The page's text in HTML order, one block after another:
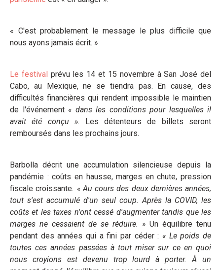
« C'est probablement le message le plus difficile que
nous ayons jamais écrit. »
Le festival prévu les 14 et 15 novembre à San José del
Cabo, au Mexique, ne se tiendra pas. En cause, des
difficultés financières qui rendent impossible le maintien
de l'événement« dans les conditions pour lesquelles il
avait été conçu ». Les détenteurs de billets seront
remboursés dans les prochains jours.
Barbolla décrit une accumulation silencieuse depuis la
pandémie : coûts en hausse, marges en chute, pression
fiscale croissante. « Au cours des deux dernières années,
tout s'est accumulé d'un seul coup. Après la COVID, les
coûts et les taxes n'ont cessé d'augmenter tandis que les
marges ne cessaient de se réduire. » Un équilibre tenu
pendant des années qui a fini par céder : « Le poids de
toutes ces années passées à tout miser sur ce en quoi
nous croyions est devenu trop lourd à porter. À un